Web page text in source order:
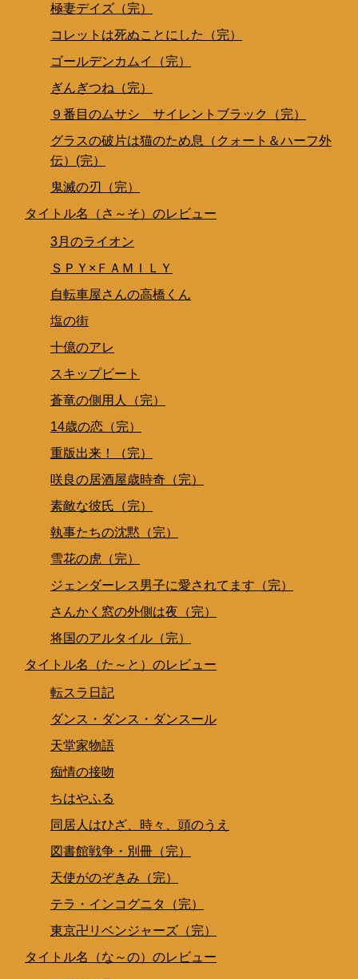
極妻デイズ（完）
コレットは死ぬことにした（完）
ゴールデンカムイ（完）
ぎんぎつね（完）
９番目のムサシ サイレントブラック（完）
グラスの破片は猫のため息（クォート＆ハーフ外
伝）(完）
鬼滅の刃（完）
タイトル名（さ～そ）のレビュー
3月のライオン
ＳＰＹ×ＦＡＭＩＬＹ
自転車屋さんの高橋くん
塩の街
十億のアレ
スキップビート
蒼竜の側用人（完）
14歳の恋（完）
重版出来！（完）
咲良の居酒屋歳時奇（完）
素敵な彼氏（完）
執事たちの沈黙（完）
雪花の虎（完）
ジェンダーレス男子に愛されてます（完）
さんかく窓の外側は夜（完）
将国のアルタイル（完）
タイトル名（た～と）のレビュー
転スラ日記
ダンス・ダンス・ダンスール
天堂家物語
痴情の接吻
ちはやふる
同居人はひざ、時々、頭のうえ
図書館戦争・別冊（完）
天使がのぞきみ（完）
テラ・インコグニタ（完）
東京卍リベンジャーズ（完）
タイトル名（な～の）のレビュー